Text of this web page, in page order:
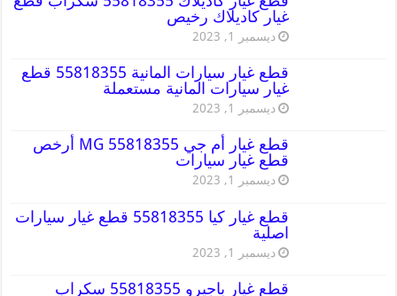
غيار كاديلاك رخيص
ديسمبر 1, 2023
قطع غيار سيارات المانية 55818355 قطع
غيار سيارات المانية مستعملة
ديسمبر 1, 2023
قطع غيار أم جي MG 55818355 أرخص
قطع غيار سيارات
ديسمبر 1, 2023
قطع غيار كيا 55818355 قطع غيار سيارات
اصلية
ديسمبر 1, 2023
قطع غيار باجيرو 55818355 سكراب